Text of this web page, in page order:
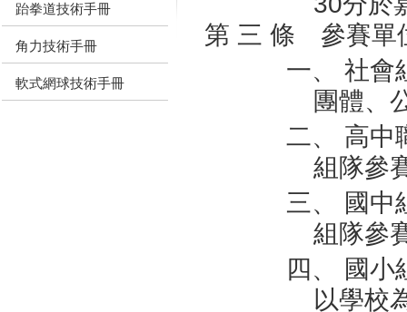
跆拳道技術手冊
角力技術手冊
軟式網球技術手冊
第 三 條 參賽單
一、 社會
團體、
二、 高中
組隊參
三、 國中
組隊參
四、 國小
以學校